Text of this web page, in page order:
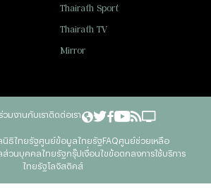
Thairath Sport
Thairath TV
Mirror
ร่วมงานกับเราติดต่อเรา
นิธิไทยรัฐศูนย์ข้อมูลไทยรัฐFAQศูนย์ช่วยเหลือ
ส่วนบุคคลไทยรัฐกรุ๊ปเงื่อนไขข้อตกลงการใช้บริการ
ไทยรัฐโลจิสติคส์